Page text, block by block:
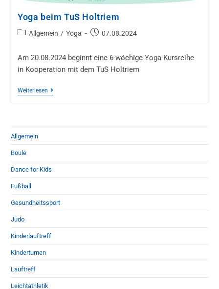
Yoga beim TuS Holtriem
Allgemein / Yoga 07.08.2024
Am 20.08.2024 beginnt eine 6-wöchige Yoga-Kursreihe
in Kooperation mit dem TuS Holtriem
Weiterlesen
Allgemein
Boule
Dance for Kids
Fußball
Gesundheitssport
Judo
Kinderlauftreff
Kinderturnen
Lauftreff
Leichtathletik